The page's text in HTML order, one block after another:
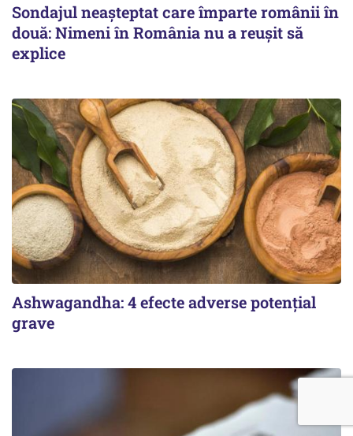
Sondajul neașteptat care împarte românii în
două: Nimeni în România nu a reușit să
explice
Ashwagandha: 4 efecte adverse potențial
grave